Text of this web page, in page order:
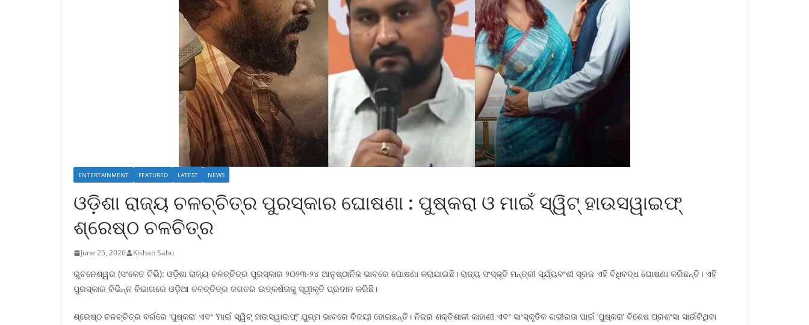
ENTERTAINMENT FEATURED LATEST NEWS
ଓଡ଼ିଶା ରାଜ୍ୟ ଚଳଚ୍ଚିତ୍ର ପୁରସ୍କାର ଘୋଷଣା : ପୁଷ୍କରା ଓ ମାଇଁ ସ୍ୱିଟ୍ ହାଉସୱାଇଫ୍
ଶ୍ରେଷ୍ଠ ଚଳଚିତ୍ର
June 25, 2026 Kishan Sahu
ଭୁବନେଶ୍ୱର (ସଂକେତ ଟିଭି): ଓଡ଼ିଶା ରାଜ୍ୟ ଚଳଚ୍ଚିତ୍ର ପୁରସ୍କାର ୨୦୨୩-୨୪ ଆନୁଷ୍ଠାନିକ ଭାବରେ ଘୋଷଣା କରାଯାଇଛି। ରାଜ୍ୟ ସଂସ୍କୃତି ମନ୍ତ୍ରୀ ସୂର୍ଯ୍ୟବଂଶୀ ସୂରଜ ଏହି ବିଧିବଦ୍ଧ ଘୋଷଣା କରିଛନ୍ତି। ଏହି
ପୁରସ୍କାର ବିଭିନ୍ନ ବିଭାଗରେ ଓଡ଼ିଆ ଚଳଚ୍ଚିତ୍ର ଜଗତର ଉତ୍କର୍ଷତାକୁ ସ୍ୱୀକୃତି ପ୍ରଦାନ କରିଛି।
ଶ୍ରେଷ୍ଠ ଚଳଚ୍ଚିତ୍ର ବର୍ଗରେ ‘ପୁଷ୍କରା’ ଏବଂ ‘ମାଇଁ ସ୍ୱିଟ୍ ହାଉସୱାଇଫ୍’ ଯୁଗ୍ମ ଭାବରେ ବିଜୟୀ ହୋଇଛନ୍ତି। ନିଜର ଶକ୍ତିଶାଳୀ କାହାଣୀ ଏବଂ ସାଂସ୍କୃତିକ ଗଭୀରତା ପାଇଁ ‘ପୁଷ୍କରା’ ବିଶେଷ ପ୍ରଶଂସା ସାଉଁଟିଥିବା